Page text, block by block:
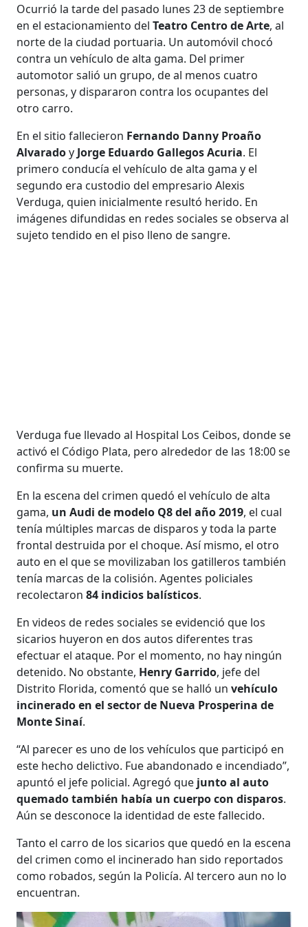
Ocurrió la tarde del pasado lunes 23 de septiembre
en el estacionamiento delTeatro Centro de Arte, al
norte de la ciudad portuaria. Un automóvil chocó
contra un vehículo de alta gama. Del primer
automotor salió un grupo, de al menos cuatro
personas, y dispararon contra los ocupantes del
otro carro.
En el sitio fallecieron Fernando Danny Proaño
Alvaradoy Jorge Eduardo Gallegos Acuria. El
primero conducía el vehículo de alta gama y el
segundo era custodio del empresario Alexis
Verduga, quien inicialmente resultó herido. En
imágenes difundidas en redes sociales se observa al
sujeto tendido en el piso lleno de sangre.
Verduga fue llevado al Hospital Los Ceibos, donde se
activó el Código Plata, pero alrededor de las 18:00 se
confirma su muerte.
En la escena del crimen quedó el vehículo de alta
gama, un Audi de modelo Q8 del año 2019, el cual
tenía múltiples marcas de disparos y toda la parte
frontal destruida por el choque. Así mismo, el otro
auto en el que se movilizaban los gatilleros también
tenía marcas de la colisión. Agentes policiales
recolectaron84 indicios balísticos.
En videos de redes sociales se evidenció que los
sicarios huyeron en dos autos diferentes tras
efectuar el ataque. Por el momento, no hay ningún
detenido. No obstante, Henry Garrido, jefe del
Distrito Florida, comentó que se halló unvehículo
incinerado en el sector de Nueva Prosperina de
Monte Sinaí.
“Al parecer es uno de los vehículos que participó en
este hecho delictivo. Fue abandonado e incendiado”,
apuntó el jefe policial. Agregó que junto al auto
quemado también había un cuerpo con disparos.
Aún se desconoce la identidad de este fallecido.
Tanto el carro de los sicarios que quedó en la escena
del crimen como el incinerado han sido reportados
como robados, según la Policía. Al tercero aun no lo
encuentran.